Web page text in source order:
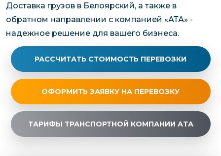
Доставка грузов в Белоярский, а также в
обратном направлении с компанией «АТА» -
надежное решение для вашего бизнеса.
РАССЧИТАТЬ СТОИМОСТЬ ПЕРЕВОЗКИ
ОФОРМИТЬ ЗАЯВКУ НА ПЕРЕВОЗКУ
ТАРИФЫ ТРАНСПОРТНОЙ КОМПАНИИ АТА